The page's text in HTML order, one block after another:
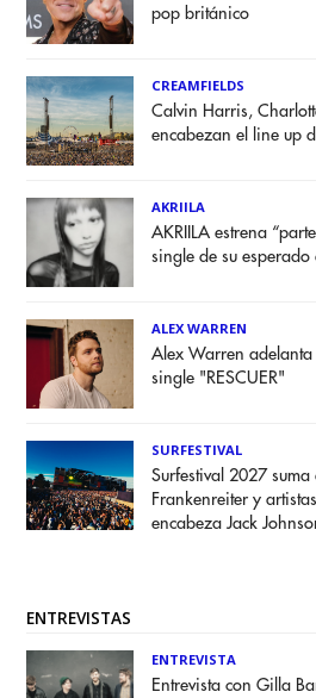
pop británico
CREAMFIELDS
Calvin Harris,
encabezan el line up
AKRIILA
AKRIILA estrena
single de su esperado
ALEX WARREN
Alex Warren adelanta
single "RESCUER"
SURFESTIVAL
Surfestival 2027
Frankenreiter y
encabeza Jack
ENTREVISTAS
ENTREVISTA
Entrevista con Gilla